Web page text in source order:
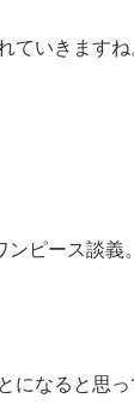
ていきますね
ピース談義。
になると思っ